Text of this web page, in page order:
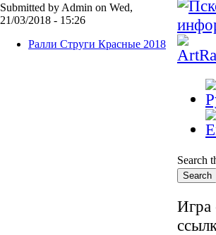
Submitted by Admin on Wed,
21/03/2018 - 15:26
Ралли Струги Красные 2018
Search
Игра